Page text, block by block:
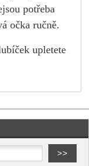
potřeba
očka ručně.
upletete